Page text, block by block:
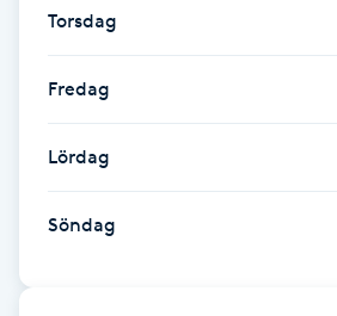
Gellack med förstärkning
Gravidmassage
Gravidyoga
Gruppträning
Gua Sha-massage
Torsdag
Fredag
Lördag
Söndag